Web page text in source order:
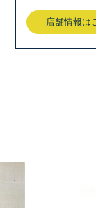
店舗情報は